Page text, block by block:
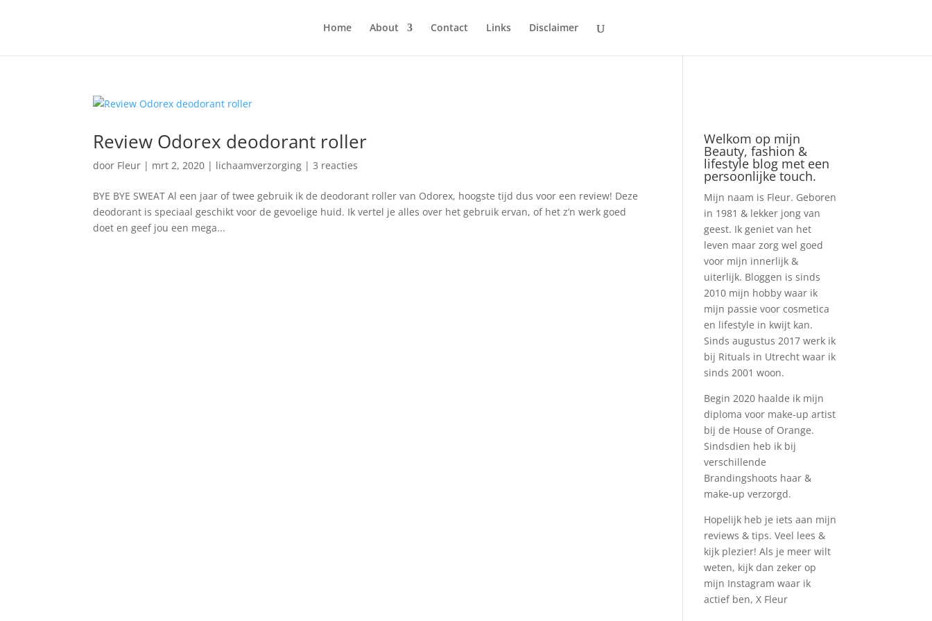
Home About Contact Links Disclaimer
Review Odorex deodorant roller
door Fleur | mrt 2, 2020 | lichaamverzorging |3 reacties
BYE BYE SWEAT Al een jaar of twee gebruik ik de deodorant roller van Odorex, hoogste tijd dus voor een review! Deze
deodorant is speciaal geschikt voor de gevoelige huid. Ik vertel je alles over het gebruik ervan, of het z’n werk goed
doet en geef jou een mega...
Welkom op mijn
Beauty, fashion &
lifestyle blog met een
persoonlijke touch.
Mijn naam is Fleur. Geboren
in 1981 & lekker jong van
geest. Ik geniet van het
leven maar zorg wel goed
voor mijn innerlijk &
uiterlijk. Bloggen is sinds
2010 mijn hobby waar ik
mijn passie voor cosmetica
en lifestyle in kwijt kan.
Sinds augustus 2017 werk ik
bij Rituals in Utrecht waar ik
sinds 2001 woon.
Begin 2020 haalde ik mijn
diploma voor make-up artist
bij de House of Orange.
Sindsdien heb ik bij
verschillende
Brandingshoots haar &
make-up verzorgd.
Hopelijk heb je iets aan mijn
reviews & tips. Veel lees &
kijk plezier! Als je meer wilt
weten, kijk dan zeker op
mijn Instagram waar ik
actief ben, X Fleur